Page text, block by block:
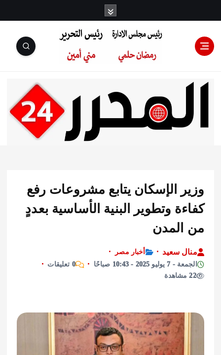
رئيس مجلس
الإدارة: رمضان
التحرير:مني أمين
الإسكان يتابع مشروعات رفع
وتطوير البنية الأساسية بعددٍ
سعيد
أخبار مصر
2025 - 10:43 صباحًا
0 تعليقات